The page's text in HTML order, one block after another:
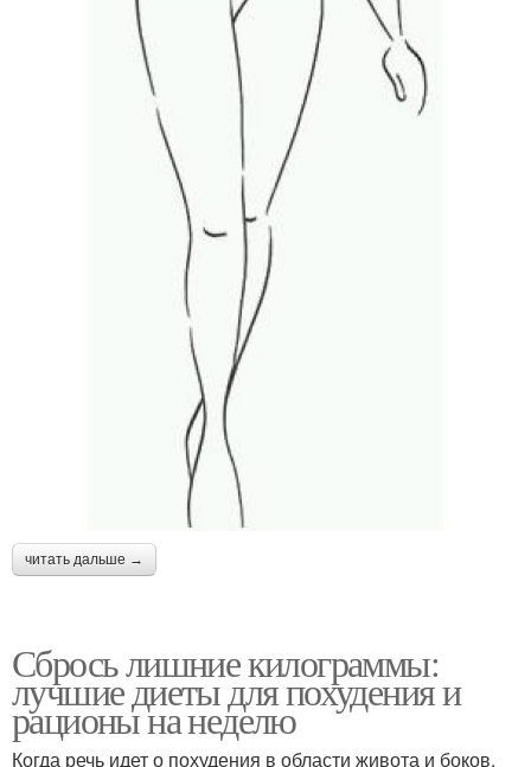
читать дальше →
Сбрось лишние килограммы:
лучшие диеты для похудения и
рационы на неделю
Когда речь идет о похудения в области живота и боков,